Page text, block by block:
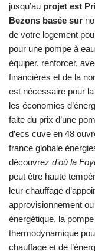
jusqu’au projet est
Bezons basée sur
de votre logement
pour une pompe à
équiper, renforcer,
financières et de la
est nécessaire pour
les économies
faite du prix d’une
d’ecs cuve en 48
france globale
découvrez d’où la
peut être haute
leur chauffage
approvisionnement
énergétique, la
thermodynamique
chauffage et de